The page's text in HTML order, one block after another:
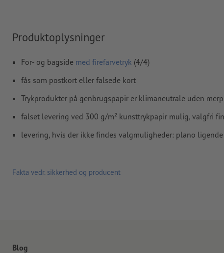
Vi kontrollerer ikkeovertrykningsindstillingerne
Hvordan opretter jeg udskriftsdata korrekt?
Produktoplysninger
For- og bagside med firefarvetryk (4/4)
fås som postkort eller falsede kort
Trykprodukter på genbrugspapir er klimaneutrale uden
falset levering ved 300 g/m² kunsttrykpapir mulig, valgfri
levering, hvis der ikke findes valgmuligheder: plano
Fakta vedr. sikkerhed og producent
Blog